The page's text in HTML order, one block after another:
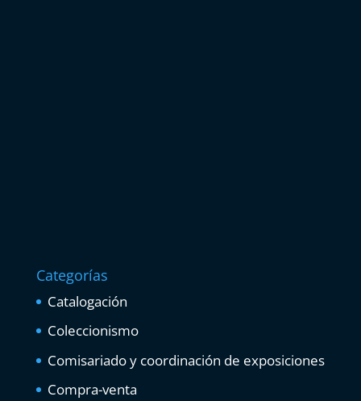
Categorías
Catalogación
Coleccionismo
Comisariado y coordinación de exposiciones
Compra-venta